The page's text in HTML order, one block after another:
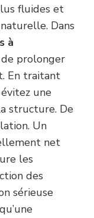
fluides et
Dans
à
de prolonger
En traitant
une
structure. De
Un
net
les
des
sérieuse